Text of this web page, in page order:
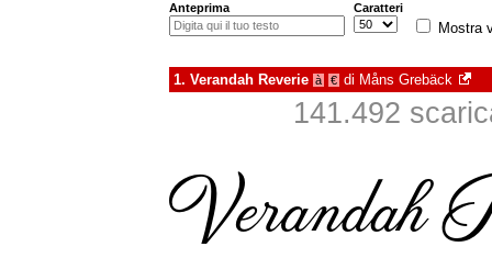
Anteprima Caratteri
Mostra
1. Verandah Reverie à € di Måns Grebäck
141.492